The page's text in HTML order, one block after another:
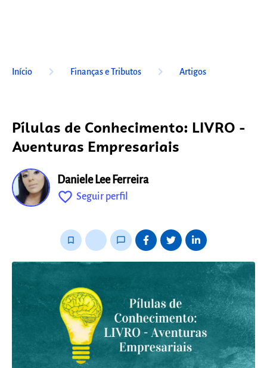
Início keyboard_arrow_right Finanças e Tributos keyboard_arrow_right Artigos
Pílulas de Conhecimento: LIVRO -
Aventuras Empresariais
Daniele Lee Ferreira
favorite_outline Seguir perfil
bookmark_border chat_bubble_outline